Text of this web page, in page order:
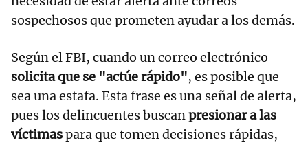
sospechosos que prometen ayudar a los demás.
Según el FBI, cuando un correo electrónico
solicita que se "actúe rápido", es posible que
sea una estafa. Esta frase es una señal de alerta,
pues los delincuentes buscanpresionar a las
víctimaspara que tomen decisiones rápidas,